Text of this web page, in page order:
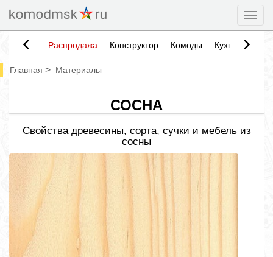
Распродажа Конструктор Комоды Кухни
Главная > Материалы
СОСНА
Свойства древесины, сорта, сучки и мебель из
сосны